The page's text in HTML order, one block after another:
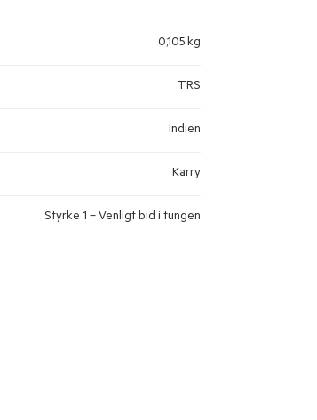
0,105 kg
TRS
Indien
Karry
Styrke 1 – Venligt bid i tungen